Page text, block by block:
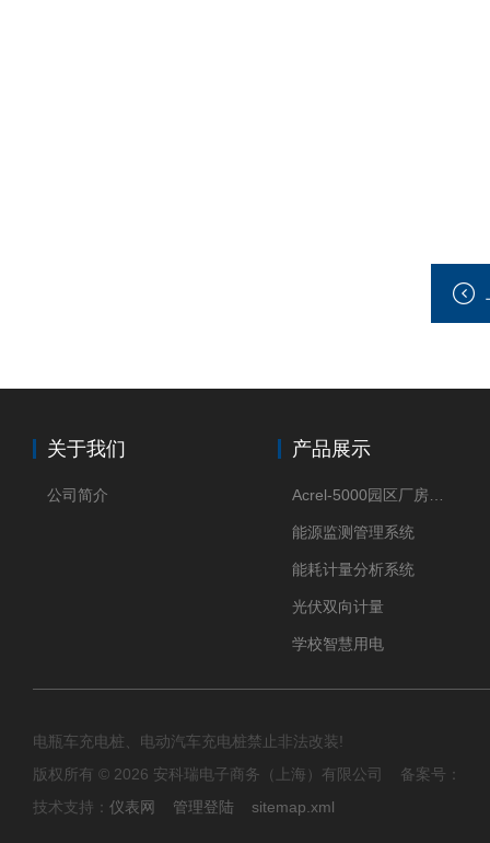
关于我们
公司简介
产品展示
能源监测管理系统
能耗计量分析系统
光伏双向计量
学校智慧用电
电瓶车充电桩、电动汽车充电桩禁止非法改装!
版权所有 © 2026 安科瑞电子商务（上海）有限公司 备案号：
技术支持： 仪表网 管理登陆 sitemap.xml